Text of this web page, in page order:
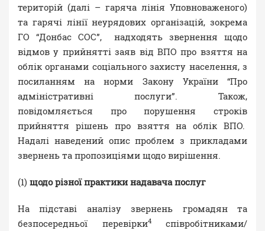
територій (далі – гаряча лінія Уповноваженого)
та гарячі лінії неурядових організацій, зокрема
ГО “Донбас СОС”, надходять звернення щодо
відмов у прийнятті заяв від ВПО про взяття на
облік органами соціального захисту населення, з
посиланням на норми Закону України “Про
адміністративні послуги”. Також,
повідомляється про порушення строків
прийняття рішень про взяття на облік ВПО.
Надалі наведений опис проблем з прикладами
звернень та пропозиціями щодо вирішення.
(1) щодо різної практики надавача послуг
На підставі аналізу звернень громадян та
безпосередньої перевірки4співробітниками/